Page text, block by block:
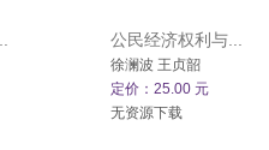
公民经济权利与...
徐澜波 王贞韶
定价：25.00 元
无资源下载